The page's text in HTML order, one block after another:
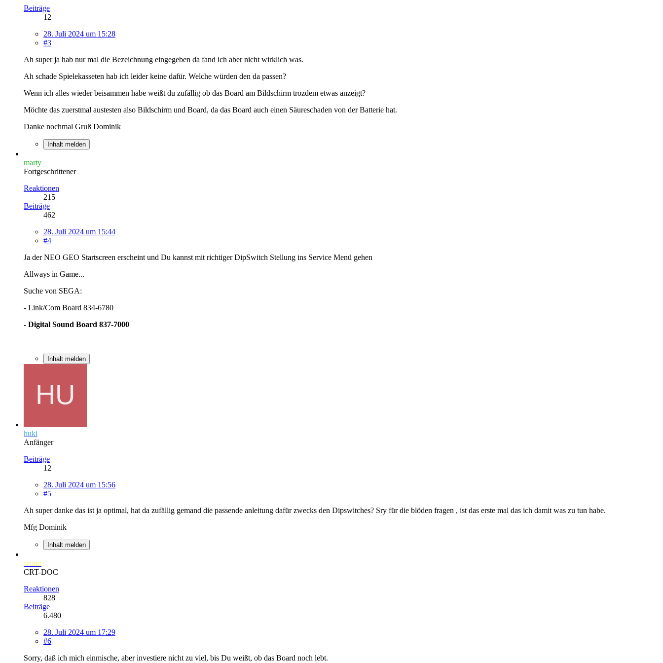
Beiträge
12
28. Juli 2024 um 15:28
#3
Ah super ja hab nur mal die Bezeichnung eingegeben da fand ich aber nicht wirklich was.
Ah schade Spielekasseten hab ich leider keine dafür. Welche würden den da passen?
Wenn ich alles wieder beisammen habe weißt du zufällig ob das Board am Bildschirm trozdem etwas anzeigt?
Möchte das zuerstmal austesten also Bildschirm und Board, da das Board auch einen Säureschaden von der Batterie hat.
Danke nochmal Gruß Dominik
Inhalt melden
marty
Fortgeschrittener
Reaktionen
215
Beiträge
462
28. Juli 2024 um 15:44
#4
Ja der NEO GEO Startscreen erscheint und Du kannst mit richtiger DipSwitch Stellung ins Service Menü gehen
Allways in Game...
Suche von SEGA:
- Link/Com Board 834-6780
- Digital Sound Board 837-7000
Inhalt melden
huki
Anfänger
Beiträge
12
28. Juli 2024 um 15:56
#5
Ah super danke das ist ja optimal, hat da zufällig gemand die passende anleitung dafür zwecks den Dipswitches? Sry für die blöden fragen , ist das erste mal das ich damit was zu tun habe.
Mfg Dominik
Inhalt melden
winni
CRT-DOC
Reaktionen
828
Beiträge
6.480
28. Juli 2024 um 17:29
#6
Sorry, daß ich mich einmische, aber investiere nicht zu viel, bis Du weißt, ob das Board noch lebt.